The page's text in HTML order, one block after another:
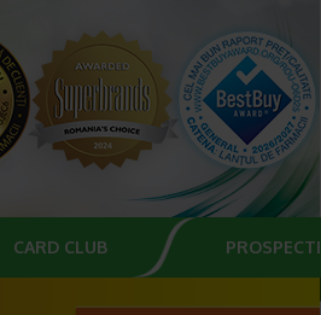
CARD CLUB PROSPECTE